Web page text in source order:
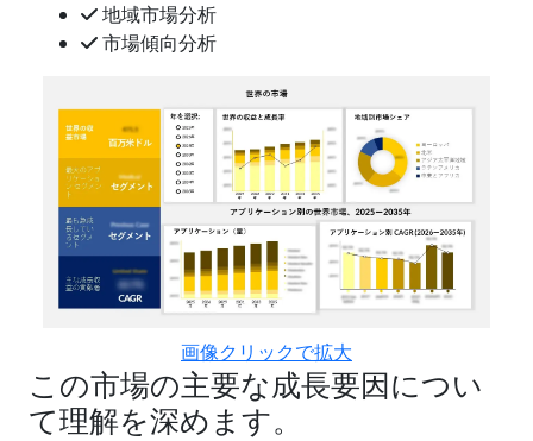
地域市場分析
市場傾向分析
画像クリックで拡大
この市場の主要な成長要因につい
て理解を深めます。